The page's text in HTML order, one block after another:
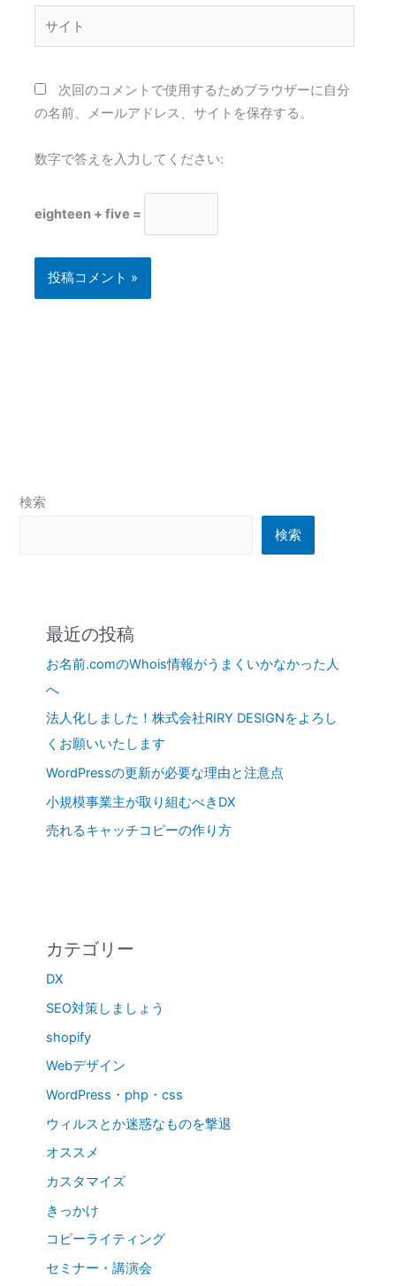
*
次回のコメントで使用するためブラウザーに自分
の名前、メールアドレス、サイトを保存する。
数字で答えを入力してください:
eighteen + five =
検索
検索
最近の投稿
お名前.comのWhois情報がうまくいかなかった人
へ
法人化しました！株式会社RIRY DESIGNをよろし
くお願いいたします
WordPressの更新が必要な理由と注意点
小規模事業主が取り組むべきDX
売れるキャッチコピーの作り方
カテゴリー
DX
SEO対策しましょう
shopify
Webデザイン
WordPress・php・css
ウィルスとか迷惑なものを撃退
オススメ
カスタマイズ
きっかけ
コピーライティング
セミナー・講演会